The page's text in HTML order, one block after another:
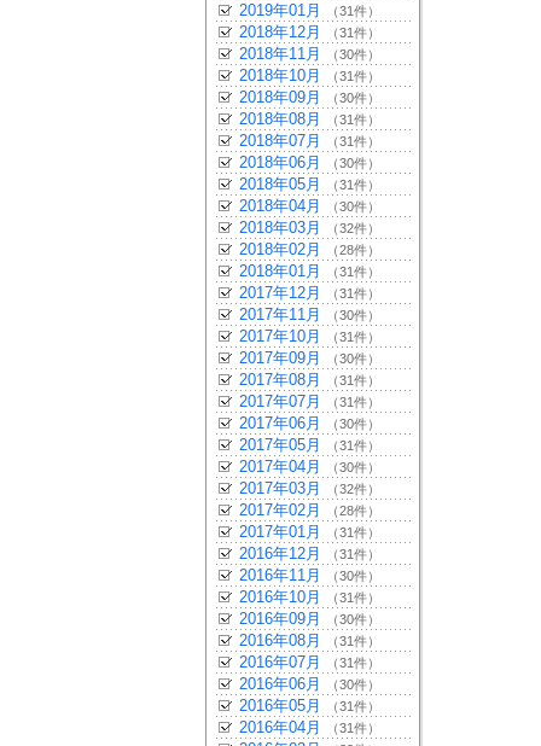
2019年01月 （31件）
2018年12月 （31件）
2018年11月 （30件）
2018年10月 （31件）
2018年09月 （30件）
2018年08月 （31件）
2018年07月 （31件）
2018年06月 （30件）
2018年05月 （31件）
2018年04月 （30件）
2018年03月 （32件）
2018年02月 （28件）
2018年01月 （31件）
2017年12月 （31件）
2017年11月 （30件）
2017年10月 （31件）
2017年09月 （30件）
2017年08月 （31件）
2017年07月 （31件）
2017年06月 （30件）
2017年05月 （31件）
2017年04月 （30件）
2017年03月 （32件）
2017年02月 （28件）
2017年01月 （31件）
2016年12月 （31件）
2016年11月 （30件）
2016年10月 （31件）
2016年09月 （30件）
2016年08月 （31件）
2016年07月 （31件）
2016年06月 （30件）
2016年05月 （31件）
2016年04月 （31件）